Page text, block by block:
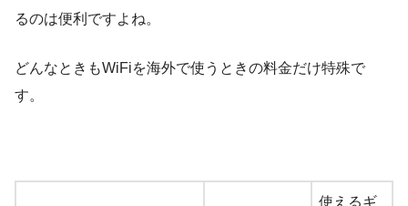
るのは便利ですよね。
どんなときもWiFiを海外で使うときの料金だけ特殊で
す。
使えるギ